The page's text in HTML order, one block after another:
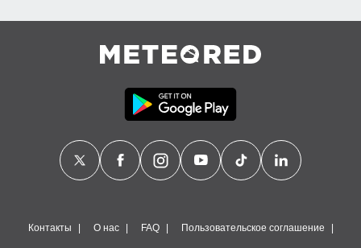
Контакты О нас FAQ Пользовательское соглашение